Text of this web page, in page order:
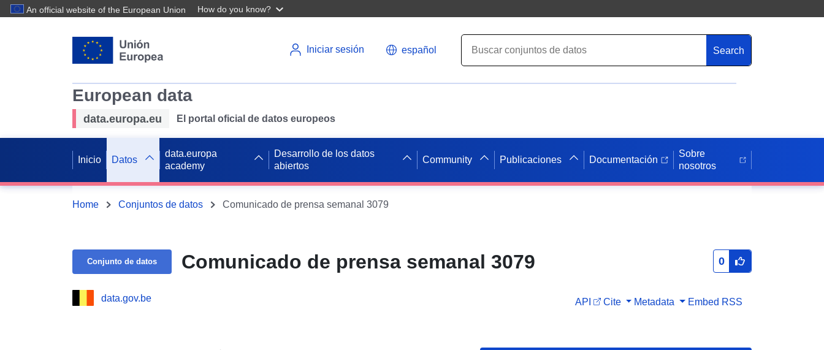
An official website of the European Union How do you know?
Iniciar sesión español Search
European data
data.europa.eu El portal oficial de datos europeos
Inicio Datos
data.europa
academy
Desarrollo de los datos
abiertos
Community Publicaciones Documentación
Sobre
nosotros
Home Conjuntos de datos Comunicado de prensa semanal 3079
Conjunto de datos Comunicado de prensa semanal 3079 0
data.gov.be API Cite Metadata Embed RSS